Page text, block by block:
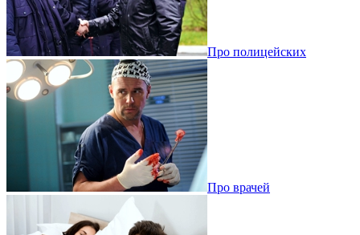
Про полицейских
Про врачей